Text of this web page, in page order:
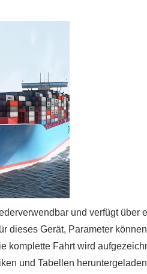
und verfügt über
dieses Gerät, Parameter
komplette Fahrt wird
und Tabellen